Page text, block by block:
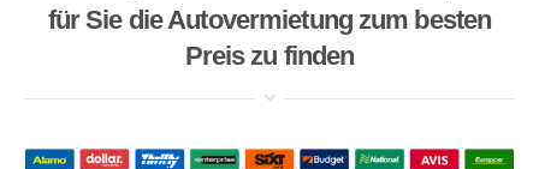
für Sie die Autovermietung zum besten
Preis zu finden